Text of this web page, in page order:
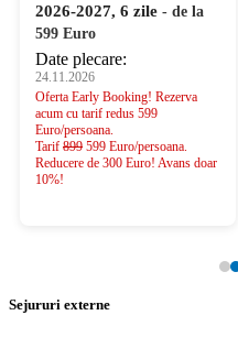
2026-2027, 6 zile - de la
599 Euro
Date plecare:
24.11.2026
Oferta Early Booking! Rezerva
acum cu tarif redus 599
Euro/persoana.
Tarif 899 599 Euro/persoana.
Reducere de 300 Euro! Avans doar
10%!
Sejururi externe